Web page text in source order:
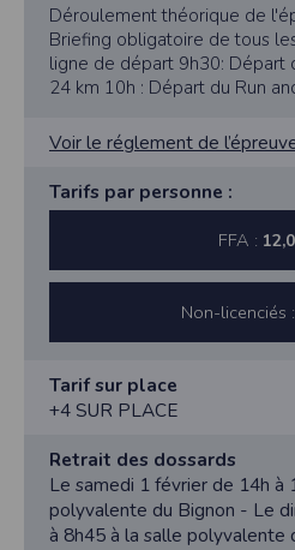
Déroulement théorique de
Briefing obligatoire de tous
ligne de départ 9h30: Départ
24 km 10h : Départ du Run
Voir le réglement de
Tarifs par personne :
FFA :
Non-licenciés :
Tarif sur place
+4 SUR PLACE
Retrait des dossards
Le samedi 1 février de 14h à
polyvalente du Bignon - Le
à 8h45 à la salle polyvalente